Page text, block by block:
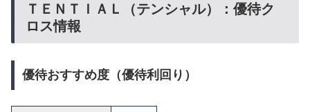
ＴＥＮＴＩＡＬ（テンシャル）：優待ク
ロス情報
優待おすすめ度（優待利回り）